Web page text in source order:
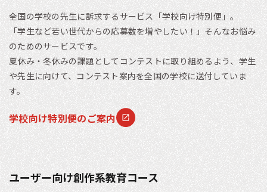
全国の学校の先生に訴求するサービス「学校向け特別便」。
「学生など若い世代からの応募数を増やしたい！」そんなお悩み
のためのサービスです。
夏休み・冬休みの課題としてコンテストに取り組めるよう、学生
や先生に向けて、コンテスト案内を全国の学校に送付していま
す。
学校向け特別便のご案内
ユーザー向け創作系教育コース